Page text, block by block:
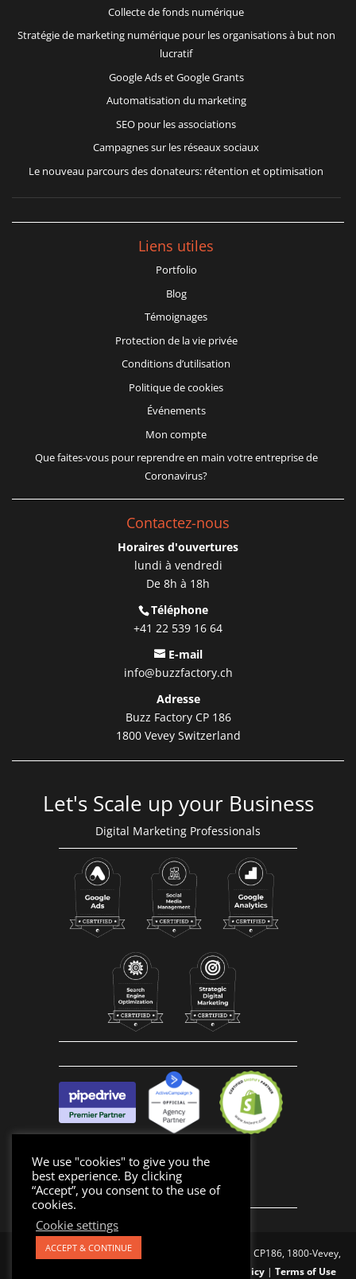
Collecte de fonds numérique
Stratégie de marketing numérique pour les organisations à but non
lucratif
Google Ads et Google Grants
Automatisation du marketing
SEO pour les associations
Campagnes sur les réseaux sociaux
Le nouveau parcours des donateurs: rétention et optimisation
Liens utiles
Portfolio
Blog
Témoignages
Protection de la vie privée
Conditions d’utilisation
Politique de cookies
Événements
Mon compte
Que faites-vous pour reprendre en main votre entreprise de
Coronavirus?
Contactez-nous
Horaires d'ouvertures
lundi à vendredi
De 8h à 18h
Téléphone
+41 22 539 16 64
E-mail
info@buzzfactory.ch
Adresse
Buzz Factory CP 186
1800 Vevey Switzerland
Let's Scale up your Business
Digital Marketing Professionals
Made with 🧡 in Vevey, Switzerland | Buzz Factory®
CP186, 1800-Vevey,
Privacy Policy | Terms of Use
We use "cookies" to give you the
best experience. By clicking
“Accept”, you consent to the use of
cookies.
Cookie settings
ACCEPT & CONTINUE